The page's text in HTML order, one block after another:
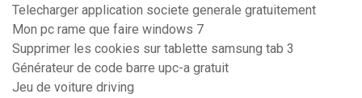
Telecharger application societe generale gratuitement
Mon pc rame que faire windows 7
Supprimer les cookies sur tablette samsung tab 3
Générateur de code barre upc-a gratuit
Jeu de voiture driving